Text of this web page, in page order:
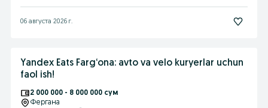
06 августа 2026 г.
Yandex Eats Farg‘ona: avto va velo kuryerlar uchun
faol ish!
2 000 000 - 8 000 000 сум
Фергана